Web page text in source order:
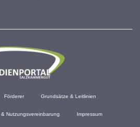
Förderer Grundsätze & Leitlinien
Nutzungsvereinbarung Impressum